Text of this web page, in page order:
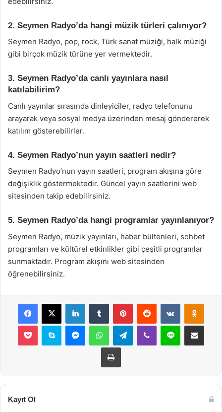
2. Seymen Radyo’da hangi müzik türleri çalınıyor?
Seymen Radyo, pop, rock, Türk sanat müziği, halk müziği
gibi birçok müzik türüne yer vermektedir.
3. Seymen Radyo’da canlı yayınlara nasıl
katılabilirim?
Canlı yayınlar sırasında dinleyiciler, radyo telefonunu
arayarak veya sosyal medya üzerinden mesaj göndererek
katılım gösterebilirler.
4. Seymen Radyo’nun yayın saatleri nedir?
Seymen Radyo’nun yayın saatleri, program akışına göre
değişiklik göstermektedir. Güncel yayın saatlerini web
sitesinden takip edebilirsiniz.
5. Seymen Radyo’da hangi programlar yayınlanıyor?
Seymen Radyo, müzik yayınları, haber bültenleri, sohbet
programları ve kültürel etkinlikler gibi çeşitli programlar
sunmaktadır. Program akışını web sitesinden
öğrenebilirsiniz.
Facebook
X LinkedInTumblr PinterestReddit VKontakte
Pocket Skype MessengerWhatsAppTelegramViber Line E-Posta ile
Yazdır
Kayıt Ol